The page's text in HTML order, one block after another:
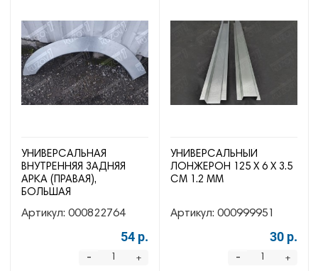
УНИВЕРСАЛЬНАЯ
ВНУТРЕННЯЯ ЗАДНЯЯ
АРКА (ПРАВАЯ),
БОЛЬШАЯ
Артикул: 000822764
54 р.
+
-
УНИВЕРСАЛЬНЫЙ
ЛОНЖЕРОН 125 Х 6 Х 3.5
СМ 1.2 ММ
Артикул: 000999951
30 р.
+
-